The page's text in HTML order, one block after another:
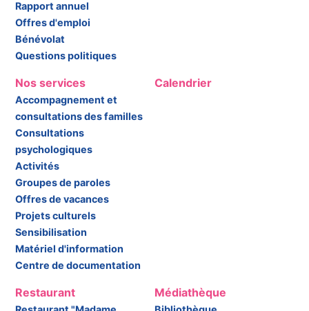
Rapport annuel
Offres d'emploi
Bénévolat
Questions politiques
Nos services
Accompagnement et
consultations des familles
Consultations
psychologiques
Activités
Groupes de paroles
Offres de vacances
Projets culturels
Sensibilisation
Matériel d'information
Centre de documentation
Calendrier
Restaurant Médiathèque